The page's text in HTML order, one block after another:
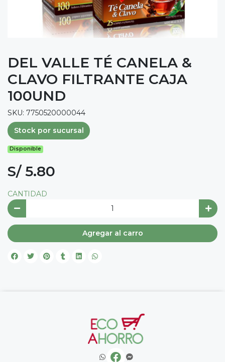
DEL VALLE TÉ CANELA &
CLAVO FILTRANTE CAJA
100UND
SKU: 7750520000044
Stock por sucursal
Disponible
S/ 5.80
CANTIDAD
Agregar al carro